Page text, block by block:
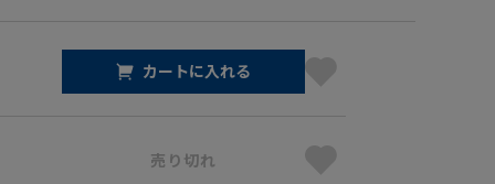
カートに入れる
売り切れ